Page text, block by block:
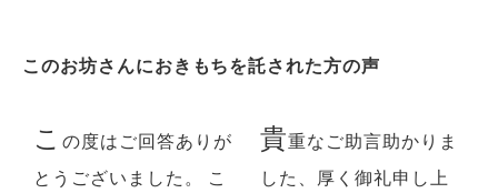
このお坊さんにおきもちを託された方の声
こ の度はご回答ありが
とうございました。 こ
貴重なご助言助かりま
した、厚く御礼申し上